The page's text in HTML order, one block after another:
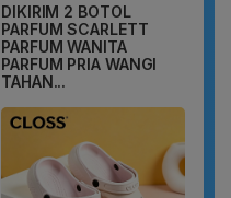
DIKIRIM 2 BOTOL
PARFUM SCARLETT
PARFUM WANITA
PARFUM PRIA WANGI
TAHAN...